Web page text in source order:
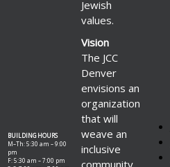
Jewish
values.
BUILDING HOURS
M–Th: 5:30 am – 9:00
pm
F: 5:30 am – 7:00 pm
Vision
The JCC
Denver
envisions an
organization
that will
weave an
inclusive
community